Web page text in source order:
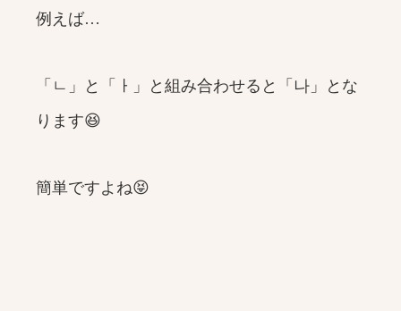
例えば…
「ㄴ」と「ㅏ」と組み合わせると「나」とな
ります😆
簡単ですよね😝